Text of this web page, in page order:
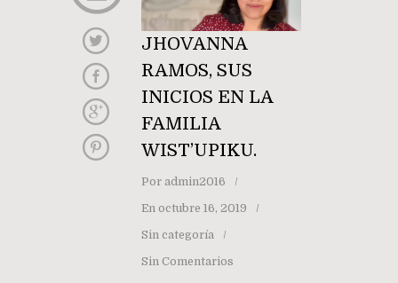
JHOVANNA
RAMOS, SUS
INICIOS EN LA
FAMILIA
WIST’UPIKU.
Por admin2016
En octubre 16, 2019
Sin categoría
Sin Comentarios